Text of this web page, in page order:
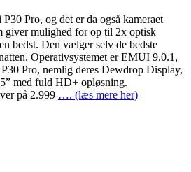
Pro, og det er da også kameraet
giver mulighed for op til 2x optisk
bedst. Den vælger selv de bedste
Operativsystemet er EMUI 9.0.1,
Pro, nemlig deres Dewdrop Display,
med fuld HD+ opløsning.
på 2.999 …. (læs mere her)